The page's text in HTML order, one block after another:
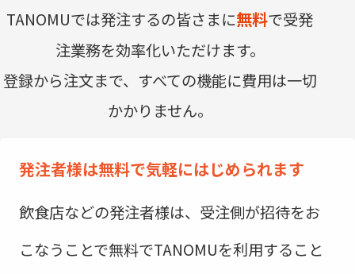
TANOMUでは発注するの皆さまに無料で受発
注業務を効率化いただけます。
登録から注文まで、すべての機能に費用は一切
かかりません。
発注者様は無料で気軽にはじめられます
飲食店などの発注者様は、受注側が招待をお
こなうことで無料でTANOMUを利用すること